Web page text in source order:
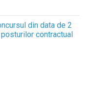
din data de 2
contractual